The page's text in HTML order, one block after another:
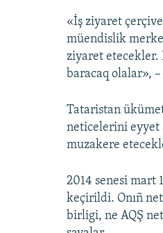
«İş ziyaret
müendislik
ziyaret etecekler.
baracaq olalar»,
Tataristan
neticelerini eyyet
muzakere
2014 senesi mart
keçirildi. Onıñ
birligi, ne AQŞ